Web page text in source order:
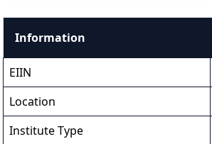
Information
EIIN
Location
Institute Type